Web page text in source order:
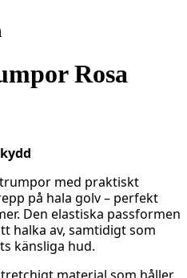
Rosa
med praktiskt
på hala golv – perfekt
Den elastiska passformen
halka av, samtidigt som
känsliga hud.